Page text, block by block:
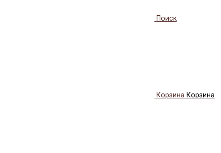
Поиск
Корзина Корзина